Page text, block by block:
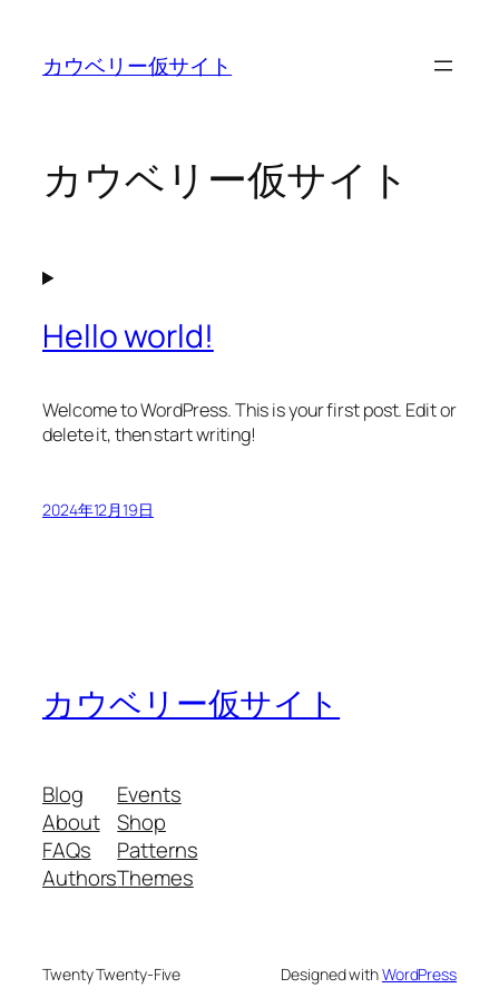
カウベリー仮サイト
カウベリー仮サイト
Hello world!
Welcome to WordPress. This is your first post. Edit or
delete it, then start writing!
2024年12月19日
カウベリー仮サイト
Blog
About
FAQs
Authors
Events
Shop
Patterns
Themes
Twenty Twenty-Five Designed withWordPress